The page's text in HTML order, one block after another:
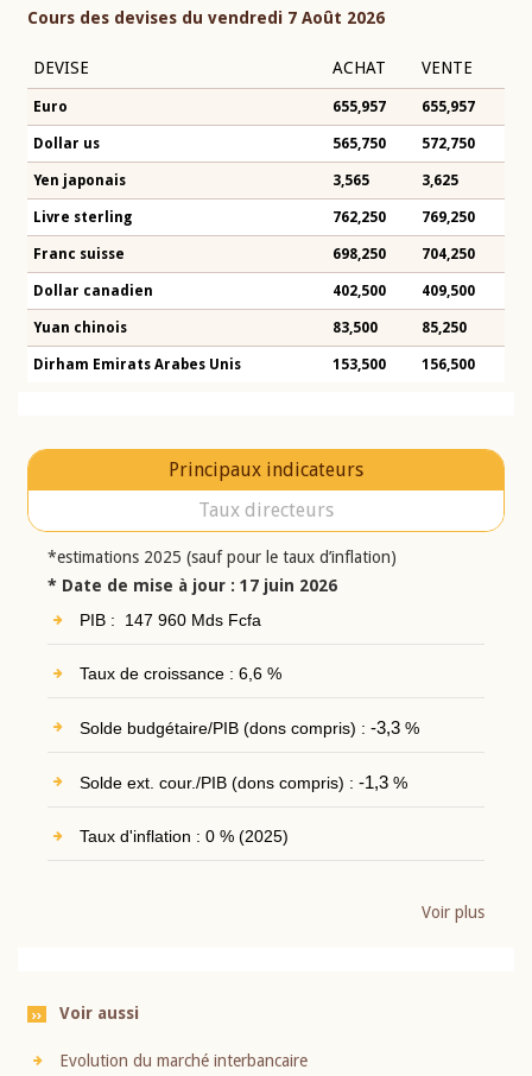
Cours des devises du vendredi 7 Août 2026
DEVISE ACHAT VENTE
Euro 655,957 655,957
Dollar us 565,750 572,750
Yen japonais 3,565 3,625
Livre sterling 762,250 769,250
Franc suisse 698,250 704,250
Dollar canadien 402,500 409,500
Yuan chinois 83,500 85,250
Dirham Emirats Arabes Unis 153,500 156,500
Principaux indicateurs
Taux directeurs
*estimations 2025 (sauf pour le taux d’inflation)
* Date de mise à jour : 17 juin 2026
PIB : 147 960 Mds Fcfa
Taux de croissance : 6,6 %
Solde budgétaire/PIB (dons compris) : -3,3%
Solde ext. cour./PIB (dons compris) : -1,3%
Taux d'inflation : 0 % (2025)
Voir plus
Voir aussi
Evolution du marché interbancaire